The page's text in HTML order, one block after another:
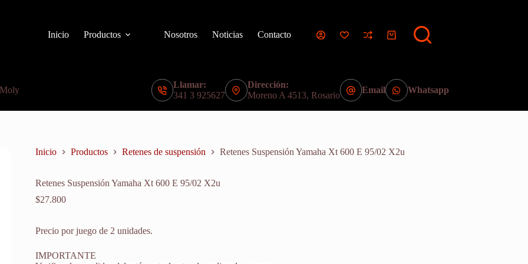
Inicio
Productos Nosotros Noticias Contacto
Carro
Llamar:
341 3 925627
Dirección:
Moreno A 4513, Rosario
Email Whatsapp
Inicio Productos Retenes de suspensión Retenes Suspensión Yamaha Xt 600 E 95/02 X2u
Retenes Suspensión Yamaha Xt 600 E 95/02 X2u
$27.800
Precio por juego de 2 unidades.
IMPORTANTE